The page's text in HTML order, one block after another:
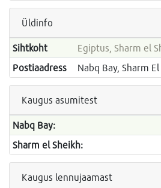
Üldinfo
Sihtkoht
Egiptus, Sharm el
Postiaadress
Nabq Bay, Sharm
Kaugus asumitest
Nabq Bay:
Sharm el Sheikh:
Kaugus lennujaamast